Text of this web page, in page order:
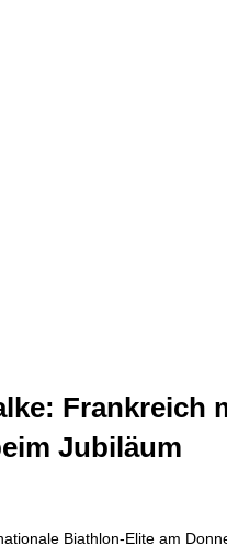
Frankreich
Jubiläum
Biathlon-Elite am